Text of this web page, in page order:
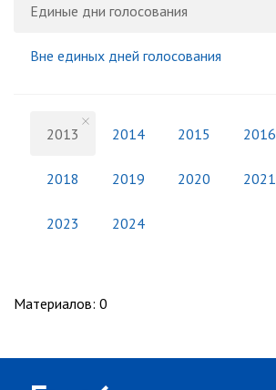
Единые дни голосования
Вне единых дней голосования
2013 2014 2015 2016
2018 2019 2020 2021
2023 2024
Материалов: 0